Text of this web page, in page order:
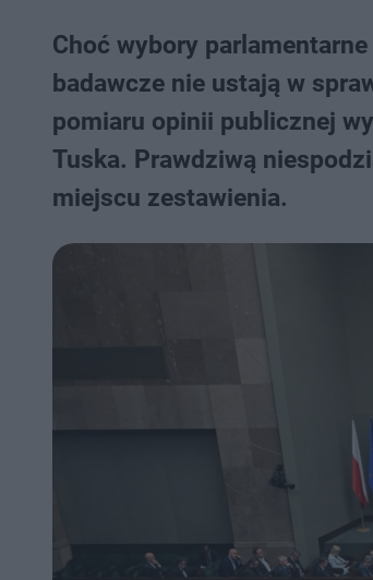
Choć wybory
badawcze nie ustają w
pomiaru opinii publicznej
Tuska. Prawdziwą
miejscu zestawienia.